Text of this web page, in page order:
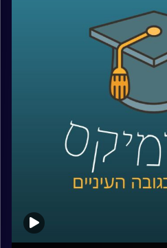
בינינו לבינםהיום נדבר
התזמון של פרסום פסק הדין
והאם מערכת המשפט שלנו
של מערכת המשפט צודקים
את הועידה למינוי שופטים,
כך הרבה אנשים ולבסוף נדבר
עם כניסת הבינה
משפטים כשהשוק כל כך רווי?
פרופ׳ חבר וסגן הדיקן בבית
משותף של מרכז